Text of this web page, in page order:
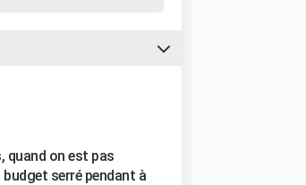
quand on est pas
serré pendant à